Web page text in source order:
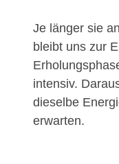
Je länger sie
bleibt uns zur
intensiv.
dieselbe
erwarten.